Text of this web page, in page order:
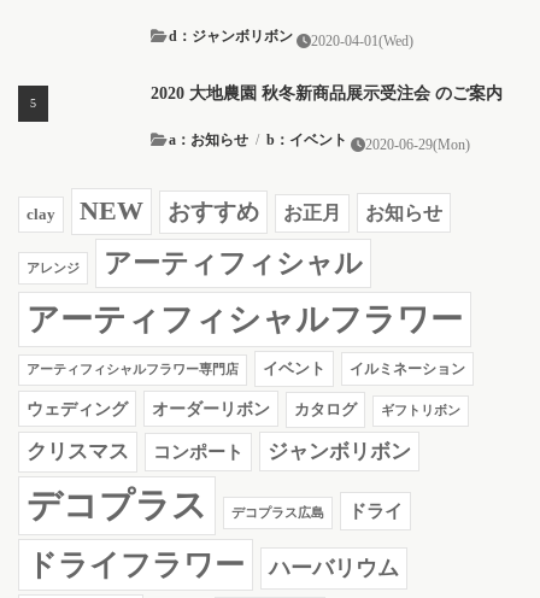
2020-04-01(Wed)
d：ジャンボリボン
2020 大地農園 秋冬新商品展示受注会 のご案内
2020-06-29(Mon)
a：お知らせ / b：イベント
clay NEW おすすめ お正月 お知らせ
アレンジ アーティフィシャル
アーティフィシャルフラワー
アーティフィシャルフラワー専門店 イベント イルミネーション
ウェディング オーダーリボン カタログ ギフトリボン
クリスマス コンポート ジャンボリボン
デコプラス デコプラス広島 ドライ
ドライフラワー ハーバリウム